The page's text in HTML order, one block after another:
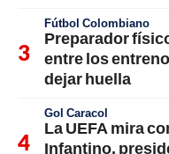
Fútbol Colombiano
Preparador
entre los
dejar huella
Gol Caracol
La UEFA mira
Infantino,